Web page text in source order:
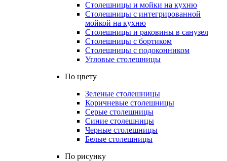
Столешницы и мойки на кухню
Столешницы с интегрированной
мойкой на кухню
Столешницы и раковины в санузел
Столешницы с бортиком
Столешницы с подоконником
Угловые столешницы
По цвету
Зеленые столешницы
Коричневые столешницы
Серые столешницы
Синие столешницы
Черные столешницы
Белые столешницы
По рисунку